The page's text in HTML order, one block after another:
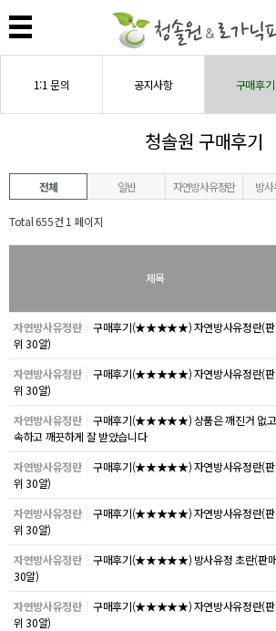
1:1 문의 공지사항 구매후기
청솔원 구매후기
전체 일반 자연방사유정란 방
Total 655건 1 페이지
제목
자연방사유정란
구매후기(★★★★★) 자연방사유정란(판
위 30알)
자연방사유정란
구매후기(★★★★★) 자연방사유정란(판
위 30알)
자연방사유정란
구매후기(★★★★★) 상품은 깨진거 없
속하고 깨끗하게 잘 받았습니다
자연방사유정란
구매후기(★★★★★) 자연방사유정란(판
위 30알)
자연방사유정란
구매후기(★★★★★) 자연방사유정란(판
위 30알)
자연방사유정란
구매후기(★★★★★) 방사유정 초란(판매
30알)
자연방사유정란
구매후기(★★★★★) 자연방사유정란(판
위 30알)